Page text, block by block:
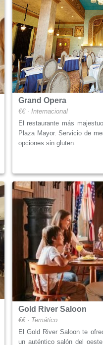
Grand Opera
€€ · Internacional
El restaurante más
Plaza Mayor. Servicio de
opciones sin gluten.
Gold River Saloon
€€ · Temático
El Gold River Saloon te
un auténtico salón del